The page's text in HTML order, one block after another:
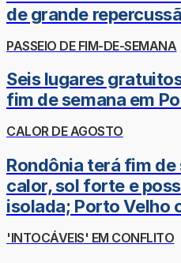
de grande
PASSEIO DE FIM-DE-SEMANA
Seis lugares
fim de semana em
CALOR DE AGOSTO
Rondônia terá fim
calor, sol forte e
isolada; Porto Velho
'INTOCÁVEIS' EM CONFLITO